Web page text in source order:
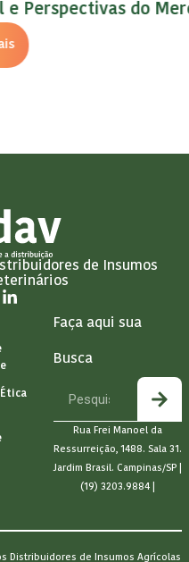
Mercado Financeiro
de Insumos
Faça aqui sua
Busca
Rua Frei Manoel da
Ressurreição, 1488. Sala 31.
Jardim Brasil. Campinas/SP |
(19) 3203.9884 |
Distribuidores de Insumos Agrícolas